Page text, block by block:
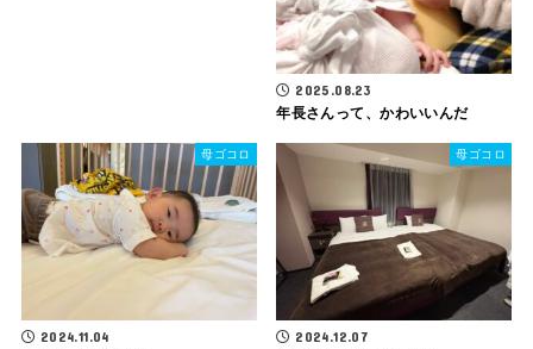
2025.08.23
年長さんって、かわいいんだ
母ゴコロ
2024.11.04
母ゴコロ
2024.12.07